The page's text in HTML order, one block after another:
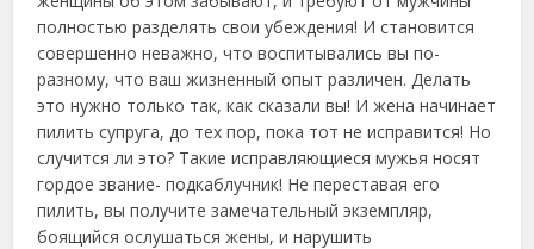
полностью разделять свои убеждения! И становится
совершенно неважно, что воспитывались вы по-
разному, что ваш жизненный опыт различен. Делать
это нужно только так, как сказали вы! И жена начинает
пилить супруга, до тех пор, пока тот не исправится! Но
случится ли это? Такие исправляющиеся мужья носят
гордое звание- подкаблучник! Не переставая его
пилить, вы получите замечательный экземпляр,
боящийся ослушаться жены, и нарушить